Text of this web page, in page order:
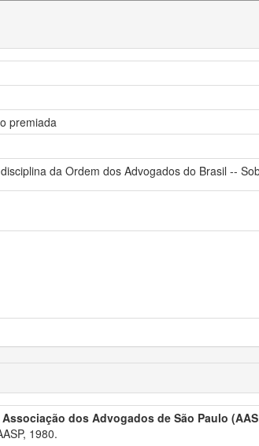
premiada
da Ordem dos Advogados do Brasil --
Associação dos Advogados de São Paulo
1980.